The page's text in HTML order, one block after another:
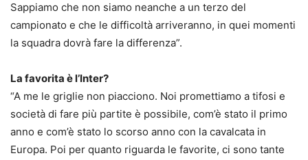
Sappiamo che non siamo neanche a un terzo del
campionato e che le difficoltà arriveranno, in quei momenti
la squadra dovrà fare la differenza”.
La favorita è l’Inter?
“A me le griglie non piacciono. Noi promettiamo a tifosi e
società di fare più partite è possibile, com’è stato il primo
anno e com’è stato lo scorso anno con la cavalcata in
Europa. Poi per quanto riguarda le favorite, ci sono tante